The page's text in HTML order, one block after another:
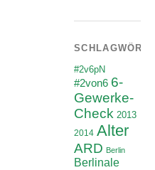
#2v6pN
#2von6 6-
Gewerke-
Check 2013
2014 Alter
ARD Berlin
Berlinale